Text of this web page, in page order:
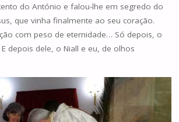
do António e falou-lhe em segredo do
que vinha finalmente ao seu coração.
com peso de eternidade… Só depois, o
depois dele, o Niall e eu, de olhos